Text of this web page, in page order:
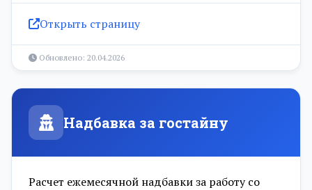
Открыть страницу
Обновлено: 20.04.2026
Надбавка за гостайну
Расчет ежемесячной надбавки за работу со